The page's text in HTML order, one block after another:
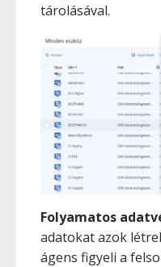
tárolásával.
Folyamatos
adatokat azok
ágens figyeli a